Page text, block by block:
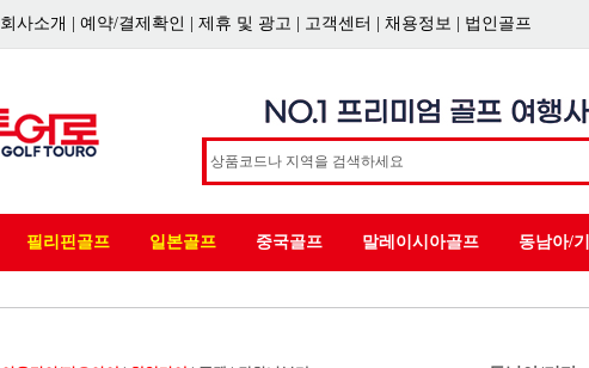
회사소개 예약/결제확인 제휴 및 광고 고객센터 채용정보 법인골프
필리핀골프 일본골프 중국골프 말레이시아골프 동남아/